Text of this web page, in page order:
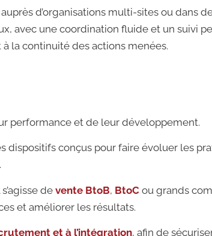
d’organisations multi-sites ou dans
avec une coordination fluide et un suivi
la continuité des actions menées.
performance et de leur développement.
dispositifs conçus pour faire évoluer les
de vente BtoB, BtoC ou grands
et améliorer les résultats.
et à l’intégration, afin de